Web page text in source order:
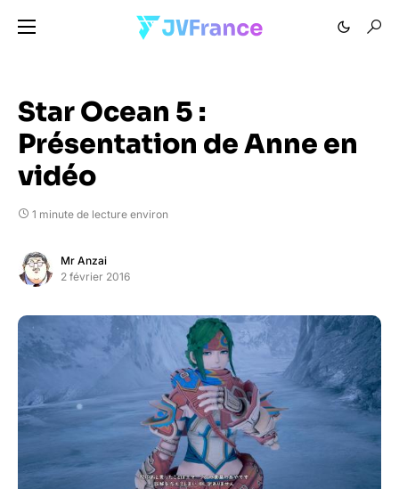
Star Ocean 5 :
Présentation de Anne en
vidéo
1 minute de lecture environ
Mr Anzai
2 février 2016